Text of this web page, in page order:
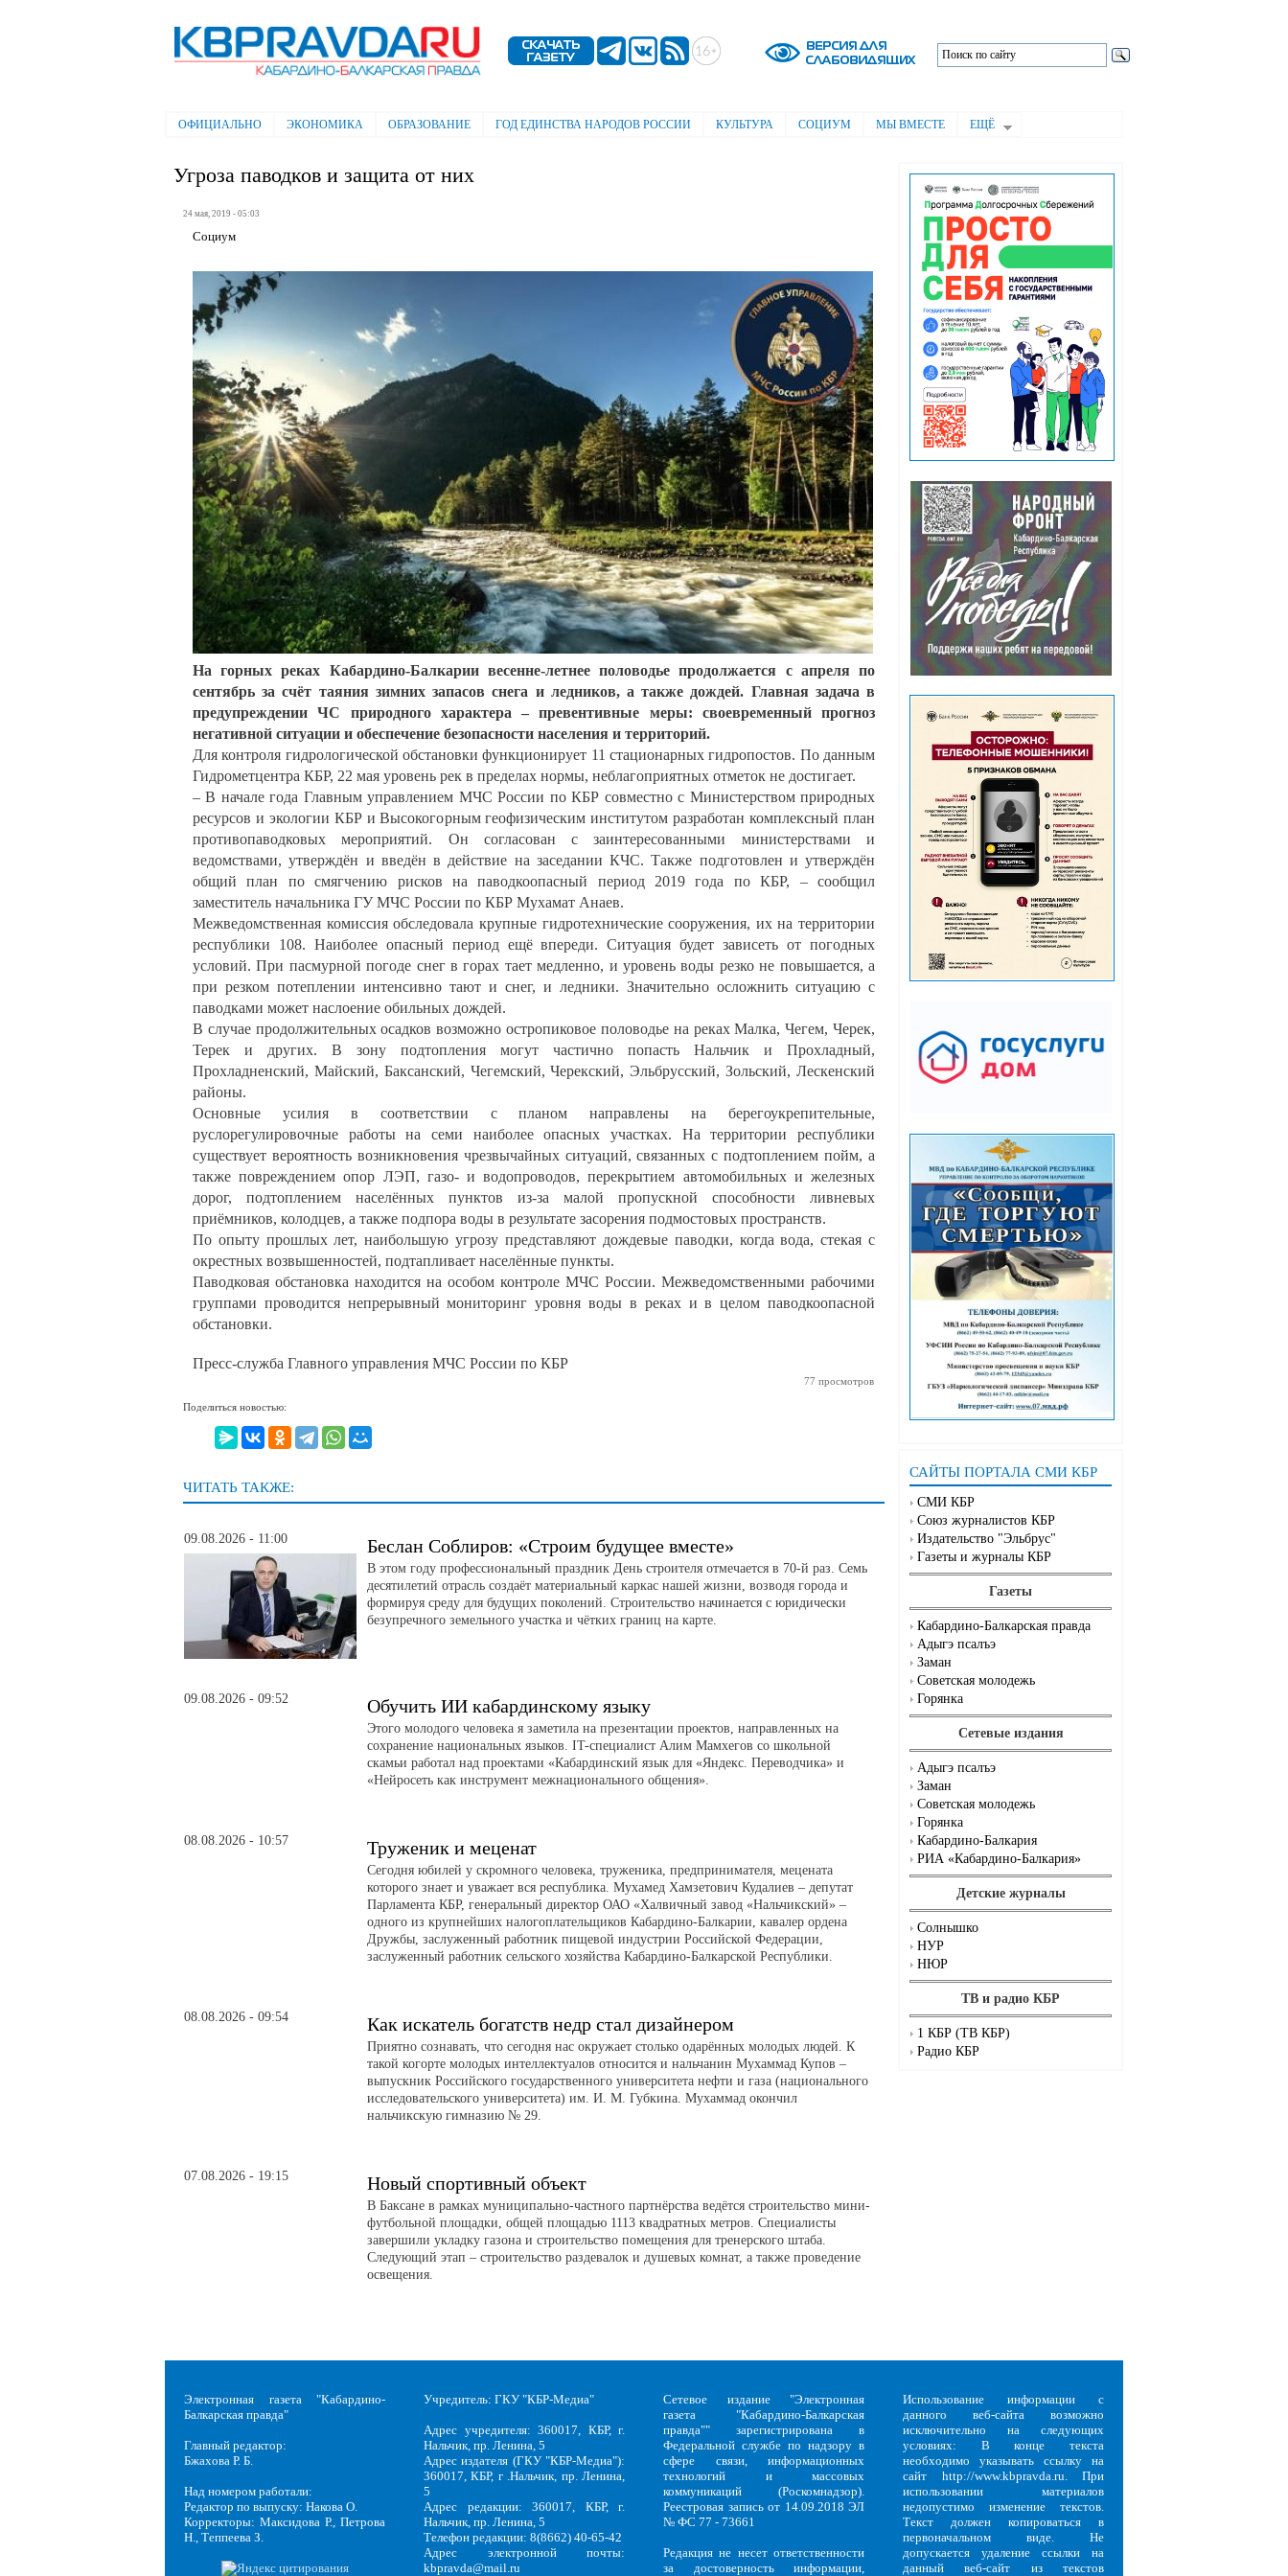
содержанию
Электронная газета "Кабардино-
Балкарская правда"
Главное меню
ОФИЦИАЛЬНО ЭКОНОМИКА ОБРАЗОВАНИЕ ГОД ЕДИНСТВА НАРОДОВ РОССИИ КУЛЬТУРА СОЦИУМ МЫ ВМЕСТЕ ЕЩЁ
САЙТЫ ПОРТАЛА СМИ КБР
СМИ КБР
Союз журналистов КБР
Издательство "Эльбрус"
Газеты и журналы КБР
Газеты
Кабардино-Балкарская правда
Адыгэ псалъэ
Заман
Советская молодежь
Горянка
Сетевые издания
Адыгэ псалъэ
Заман
Советская молодежь
Горянка
Кабардино-Балкария
РИА «Кабардино-Балкария»
Детские журналы
Солнышко
НУР
НЮР
ТВ и радио КБР
1 КБР (ТВ КБР)
Радио КБР
Угроза паводков и защита от них
24 мая, 2019 - 05:03
Социум
На горных реках Кабардино-Балкарии весенне-летнее половодье продолжается с апреля по
сентябрь за счёт таяния зимних запасов снега и ледников, а также дождей. Главная задача в
предупреждении ЧС природного характера – превентивные меры: своевременный прогноз
негативной ситуации и обеспечение безопасности населения и территорий.
Для контроля гидрологической обстановки функционирует 11 стационарных гидропостов. По данным
Гидрометцентра КБР, 22 мая уровень рек в пределах нормы, неблагоприятных отметок не достигает.
– В начале года Главным управлением МЧС России по КБР совместно с Министерством природных
ресурсов и экологии КБР и Высокогорным геофизическим институтом разработан комплексный план
противопаводковых мероприятий. Он согласован с заинтересованными министерствами и
ведомствами, утверждён и введён в действие на заседании КЧС. Также подготовлен и утверждён
общий план по смягчению рисков на паводкоопасный период 2019 года по КБР, – сообщил
заместитель начальника ГУ МЧС России по КБР Мухамат Анаев.
Межведомственная комиссия обследовала крупные гидротехнические сооружения, их на территории
республики 108. Наиболее опасный период ещё впереди. Ситуация будет зависеть от погодных
условий. При пасмурной погоде снег в горах тает медленно, и уровень воды резко не повышается, а
при резком потеплении интенсивно тают и снег, и ледники. Значительно осложнить ситуацию с
паводками может наслоение обильных дождей.
В случае продолжительных осадков возможно остропиковое половодье на реках Малка, Чегем, Черек,
Терек и других. В зону подтопления могут частично попасть Нальчик и Прохладный,
Прохладненский, Майский, Баксанский, Чегемский, Черекский, Эльбрусский, Зольский, Лескенский
районы.
Основные усилия в соответствии с планом направлены на берегоукрепительные,
руслорегулировочные работы на семи наиболее опасных участках. На территории республики
существует вероятность возникновения чрезвычайных ситуаций, связанных с подтоплением пойм, а
также повреждением опор ЛЭП, газо- и водопроводов, перекрытием автомобильных и железных
дорог, подтоплением населённых пунктов из-за малой пропускной способности ливневых
приёмников, колодцев, а также подпора воды в результате засорения подмостовых пространств.
По опыту прошлых лет, наибольшую угрозу представляют дождевые паводки, когда вода, стекая с
окрестных возвышенностей, подтапливает населённые пункты.
Паводковая обстановка находится на особом контроле МЧС России. Межведомственными рабочими
группами проводится непрерывный мониторинг уровня воды в реках и в целом паводкоопасной
обстановки.
Пресс-служба Главного управления МЧС России по КБР
77 просмотров
Поделиться новостью:
ЧИТАТЬ ТАКЖЕ:
09.08.2026 - 11:00 Беслан Соблиров: «Строим будущее вместе»
В этом году профессиональный праздник День строителя отмечается в 70-й раз. Семь
десятилетий отрасль создаёт материальный каркас нашей жизни, возводя города и
формируя среду для будущих поколений. Строительство начинается с юридически
безупречного земельного участка и чётких границ на карте.
09.08.2026 - 09:52 Обучить ИИ кабардинскому языку
Этого молодого человека я заметила на презентации проектов, направленных на
сохранение национальных языков. IT-специалист Алим Мамхегов со школьной
скамьи работал над проектами «Кабардинский язык для «Яндекс. Переводчика» и
«Нейросеть как инструмент межнационального общения».
08.08.2026 - 10:57 Труженик и меценат
Сегодня юбилей у скромного человека, труженика, предпринимателя, мецената
которого знает и уважает вся республика. Мухамед Хамзетович Кудалиев – депутат
Парламента КБР, генеральный директор ОАО «Халвичный завод «Нальчикский» –
одного из крупнейших налогоплательщиков Кабардино-Балкарии, кавалер ордена
Дружбы, заслуженный работник пищевой индустрии Российской Федерации,
заслуженный работник сельского хозяйства Кабардино-Балкарской Республики.
08.08.2026 - 09:54 Как искатель богатств недр стал дизайнером
Приятно сознавать, что сегодня нас окружает столько одарённых молодых людей. К
такой когорте молодых интеллектуалов относится и нальчанин Мухаммад Купов –
выпускник Российского государственного университета нефти и газа (национального
исследовательского университета) им. И. М. Губкина. Мухаммад окончил
нальчикскую гимназию № 29.
07.08.2026 - 19:15 Новый спортивный объект
В Баксане в рамках муниципально-частного партнёрства ведётся строительство мини-
футбольной площадки, общей площадью 1113 квадратных метров. Специалисты
завершили укладку газона и строительство помещения для тренерского штаба.
Следующий этап – строительство раздевалок и душевых комнат, а также проведение
освещения.
Электронная газета "Кабардино-
Балкарская правда"
Главный редактор:
Бжахова Р. Б.
Над номером работали:
Редактор по выпуску: Накова О.
Корректоры: Максидова Р., Петрова
Н., Теппеева З.
Учредитель: ГКУ "КБР-Медиа"
Адрес учредителя: 360017, КБР, г.
Нальчик, пр. Ленина, 5
Адрес издателя (ГКУ "КБР-Медиа"):
360017, КБР, г .Нальчик, пр. Ленина,
5
Адрес редакции: 360017, КБР, г.
Нальчик, пр. Ленина, 5
Телефон редакции: 8(8662) 40-65-42
Адрес электронной почты:
kbpravda@mail.ru
Сетевое издание "Электронная
газета "Кабардино-Балкарская
правда"" зарегистрирована в
Федеральной службе по надзору в
сфере связи, информационных
технологий и массовых
коммуникаций (Роскомнадзор).
Реестровая запись от 14.09.2018 ЭЛ
№ ФС 77 - 73661
Редакция не несет ответственности
за достоверность информации,
Использование информации с
данного веб-сайта возможно
исключительно на следующих
условиях: В конце текста
необходимо указывать ссылку на
сайт http://www.kbpravda.ru. При
использовании материалов
недопустимо изменение текстов.
Текст должен копироваться в
первоначальном виде. Не
допускается удаление ссылки на
данный веб-сайт из текстов